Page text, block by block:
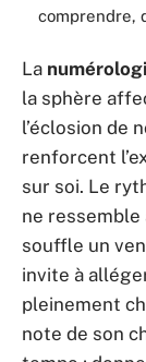
comprendre,
La
la sphère
l’éclosion de
renforcent
sur soi. Le
ne ressemble
souffle un
invite à
pleinement
note de son